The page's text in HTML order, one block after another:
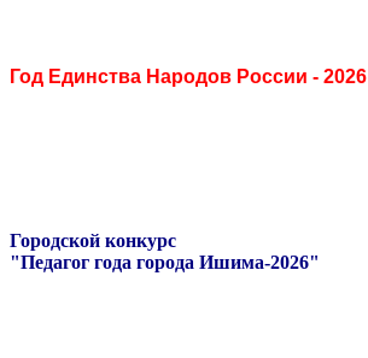
Год Единства Народов России - 2026
Городской конкурс
"Педагог года города Ишима-2026"